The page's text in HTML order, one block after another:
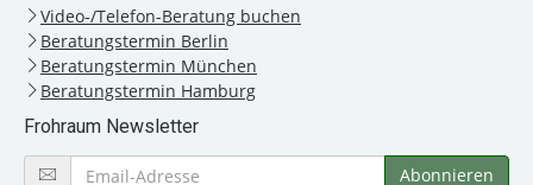
Video-/Telefon-Beratung buchen
Beratungstermin Berlin
Beratungstermin München
Beratungstermin Hamburg
Frohraum Newsletter